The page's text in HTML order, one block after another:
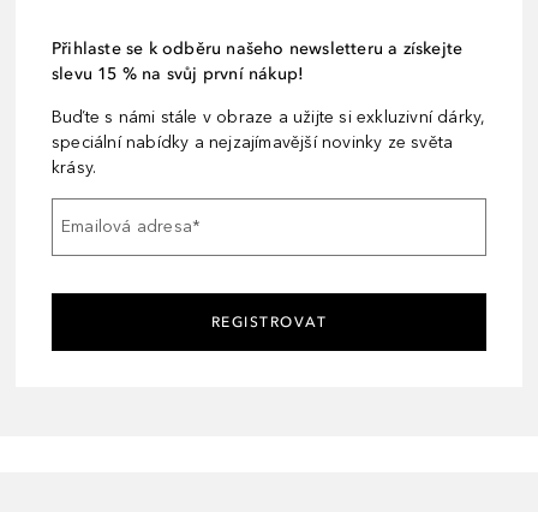
Přihlaste se k odběru našeho newsletteru a získejte
slevu 15 % na svůj první nákup!
Buďte s námi stále v obraze a užijte si exkluzivní dárky,
speciální nabídky a nejzajímavější novinky ze světa
krásy.
Emailová adresa*
REGISTROVAT